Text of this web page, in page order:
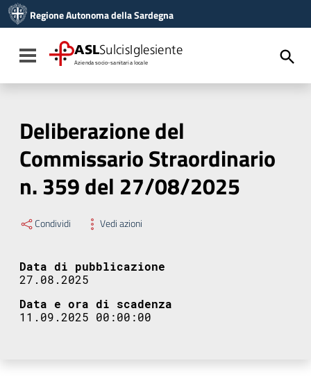
Vai al menu di navigazione
Vai al footer
Regione Autonoma della Sardegna
Toggle navigation
ASLSulcisIglesiente
Azienda socio-sanitaria locale
Deliberazione del
Commissario Straordinario
n. 359 del 27/08/2025
Condividi Vedi azioni
Data di pubblicazione
27.08.2025
Data e ora di scadenza
11.09.2025 00:00:00